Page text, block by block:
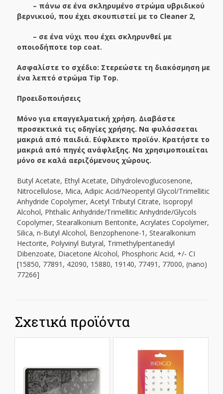
– πάνω σε ένα σκληρυμένο στρώμα υβριδικού
βερνικιού, που έχει σκουπιστεί με το Cleaner 2,
– σε ένα νύχι που έχει σκληρυνθεί με
οποιοδήποτε top coat.
Ασφαλίστε το σχέδιο: Στερεώστε τη διακόσμηση με
ένα λεπτό στρώμα Tip Top.
Προειδοποιήσεις
Μόνο για επαγγελματική χρήση. Διαβάστε
προσεκτικά τις οδηγίες χρήσης. Να φυλάσσεται
μακριά από παιδιά. Εύφλεκτο προϊόν. Κρατήστε το
μακριά από πηγές ανάφλεξης. Να χρησιμοποιείται
μόνο σε καλά αεριζόμενους χώρους.
Butyl Acetate, Ethyl Acetate, Dihydrolevoglucosenone,
Nitrocellulose, Mica, Adipic Acid/Neopentyl Glycol/Trimellitic
Anhydride Copolymer, Acetyl Tributyl Citrate, Isopropyl
Alcohol, Phthalic Anhydride/Trimellitic Anhydride/Glycols
Copolymer, Stearalkonium Bentonite, Acrylates Copolymer,
Silica, n-Butyl Alcohol, Benzophenone-1, Stearalkonium
Hectorite, Polyvinyl Butyral, Trimethylpentanediyl
Dibenzoate, Diacetone Alcohol, Phosphoric Acid, +/- CI
[15850, 77891, 42090, 15880, 19140, 77491, 77000, (nano)
77266]
Σχετικά προϊόντα